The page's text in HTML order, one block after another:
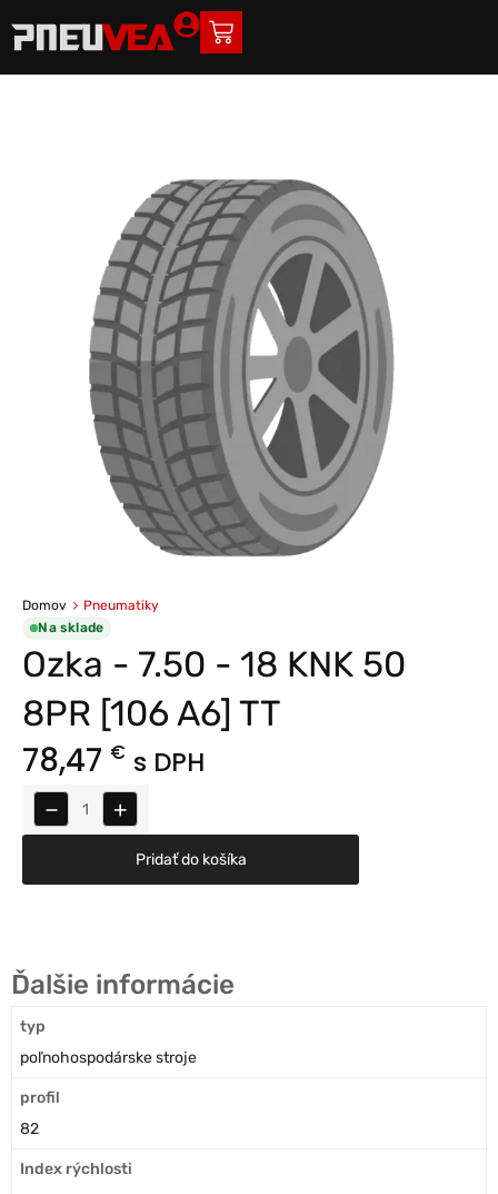
Domov
Pneumatiky
Na sklade
Ozka - 7.50 - 18 KNK 50
8PR [106 A6] TT
78,47 € s DPH
− +
Pridať do košíka
Ďalšie informácie
typ
poľnohospodárske stroje
profil
82
Index rýchlosti